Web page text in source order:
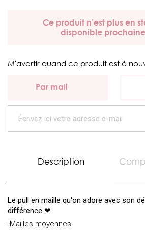
Ce produit n’est plus en
disponible
M'avertir quand ce produit est à
Par mail
Description
Le pull en maille qu'on adore avec son
différence ❤
-Mailles moyennes